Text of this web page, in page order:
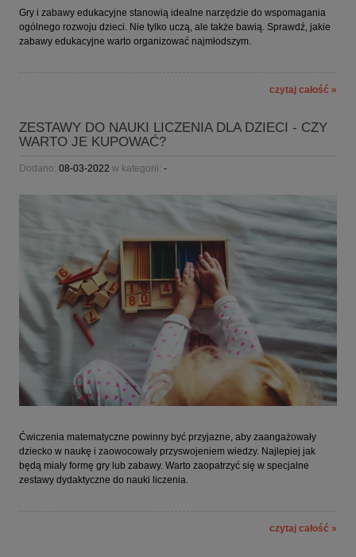
Gry i zabawy edukacyjne stanowią idealne narzędzie do wspomagania
ogólnego rozwoju dzieci. Nie tylko uczą, ale także bawią. Sprawdź, jakie
zabawy edukacyjne warto organizować najmłodszym.
czytaj całość »
ZESTAWY DO NAUKI LICZENIA DLA DZIECI - CZY
WARTO JE KUPOWAĆ?
Dodano: 08-03-2022 w kategorii: -
Ćwiczenia matematyczne powinny być przyjazne, aby zaangażowały
dziecko w naukę i zaowocowały przyswojeniem wiedzy. Najlepiej jak
będą miały formę gry lub zabawy. Warto zaopatrzyć się w specjalne
zestawy dydaktyczne do nauki liczenia.
czytaj całość »